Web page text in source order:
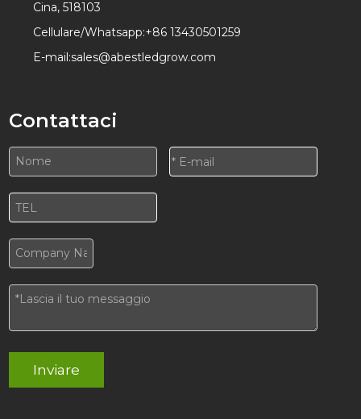
Cina, 518103
Cellulare/Whatsapp:+86 13430501259
E-mail:sales@abestledgrow.com
Contattaci
Inviare